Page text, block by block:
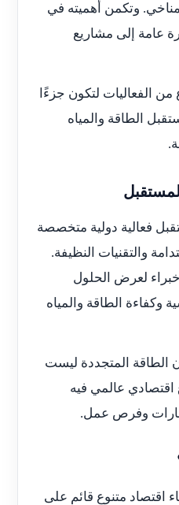
وتكمن أهميته في
عامة إلى مشاريع
الفعاليات لتكون جزءًا
الطاقة والمياه
فعالية دولية متخصصة
والتقنيات النظيفة.
لعرض الحلول
وكفاءة الطاقة والمياه
الطاقة المتجددة ليست
عالمي فيه
وفرص عمل.
اقتصاد متنوع قائم على